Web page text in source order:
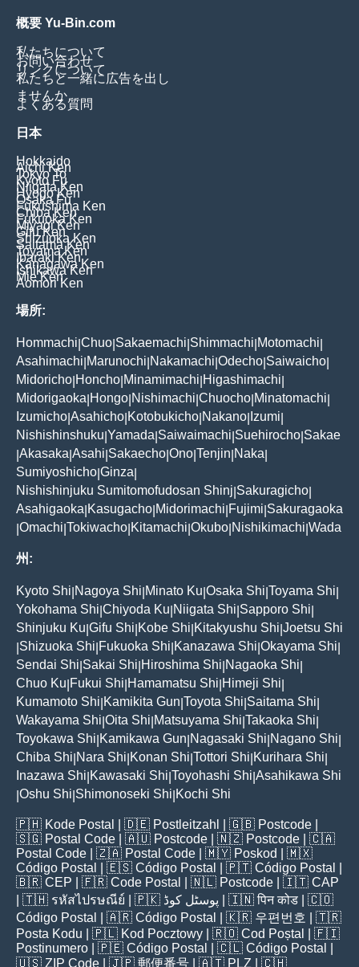
概要 Yu-Bin.com
私たちについて
お問い合わせ
リンクについて
私たちと一緒に広告を出し
ませんか
よくある質問
日本
Hokkaido
Aichi Ken
Tokyo To
Kyoto Fu
Niigata Ken
Hyogo Ken
Osaka Fu
Fukushima Ken
Chiba Ken
Fukuoka Ken
Miyagi Ken
Gifu Ken
Shizuoka Ken
Saitama Ken
Toyama Ken
Ibaraki Ken
Kanagawa Ken
Ishikawa Ken
Mie Ken
Aomori Ken
場所:
Hommachi Chuo Sakaemachi Shimmachi Motomachi
Asahimachi Marunochi Nakamachi Odecho Saiwaicho
Midoricho Honcho Minamimachi Higashimachi
Midorigaoka Hongo Nishimachi Chuocho Minatomachi
Izumicho Asahicho Kotobukicho Nakano Izumi
Nishishinshuku Yamada Saiwaimachi Suehirocho Sakae
Akasaka Asahi Sakaecho Ono Tenjin Naka
Sumiyoshicho Ginza
Nishishinjuku Sumitomofudosan Shinj Sakuragicho
Asahigaoka Kasugacho Midorimachi Fujimi Sakuragaoka
Omachi Tokiwacho Kitamachi Okubo Nishikimachi Wada
州:
Kyoto Shi Nagoya Shi Minato Ku Osaka Shi Toyama Shi
Yokohama Shi Chiyoda Ku Niigata Shi Sapporo Shi
Shinjuku Ku Gifu Shi Kobe Shi Kitakyushu Shi Joetsu Shi
Shizuoka Shi Fukuoka Shi Kanazawa Shi Okayama Shi
Sendai Shi Sakai Shi Hiroshima Shi Nagaoka Shi
Chuo Ku Fukui Shi Hamamatsu Shi Himeji Shi
Kumamoto Shi Kamikita Gun Toyota Shi Saitama Shi
Wakayama Shi Oita Shi Matsuyama Shi Takaoka Shi
Toyokawa Shi Kamikawa Gun Nagasaki Shi Nagano Shi
Chiba Shi Nara Shi Konan Shi Tottori Shi Kurihara Shi
Inazawa Shi Kawasaki Shi Toyohashi Shi Asahikawa Shi
Oshu Shi Shimonoseki Shi Kochi Shi
🇵🇭 Kode Postal | 🇩🇪 Postleitzahl | 🇬🇧 Postcode
🇸🇬 Postal Code | 🇦🇺 Postcode | 🇳🇿 Postcode | 🇨🇦
Postal Code | 🇿🇦 Postal Code | 🇲🇾 Poskod
| 🇲🇽
Código Postal
| 🇪🇸 Código Postal | 🇵🇹 Código Postal
🇧🇷 CEP | 🇫🇷 Code Postal | 🇳🇱 Postcode | 🇮🇹 CAP
| 🇹🇭 รหัสไปรษณีย์ | 🇵🇰 پوسٹل کوڈ | 🇮🇳पिन कोड | 🇨🇴
Código Postal
| 🇦🇷 Código Postal | 🇰🇷 우편번호
| 🇹🇷
Posta Kodu | 🇵🇱 Kod Pocztowy | 🇷🇴 Cod Poștal
| 🇫🇮
Postinumero | 🇵🇪 Código Postal | 🇨🇱 Código Postal
🇺🇸 ZIP Code | 🇯🇵 郵便番号 | 🇦🇹 PLZ | 🇨🇭